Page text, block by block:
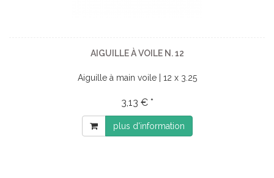
AIGUILLE À VOILE N. 12
Aiguille à main voile | 12 x 3.25
3,13 € *
plus d'information